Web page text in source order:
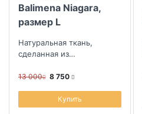
Balimena Niagara,
размер L
Натуральная ткань,
сделанная из
13 000 8 750
Купить